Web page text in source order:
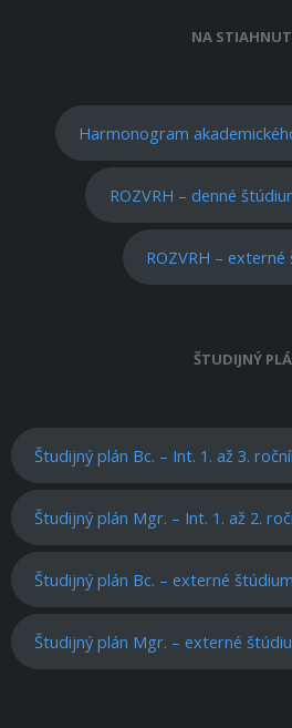
NA
Harmonogram
ROZVRH – denné
ROZVRH –
ŠTUDIJNÝ
Študijný plán Bc. – Int. 1. až 3.
Študijný plán Mgr. – Int. 1. až 2.
Študijný plán Bc. – externé štúdium
Študijný plán Mgr. – externé